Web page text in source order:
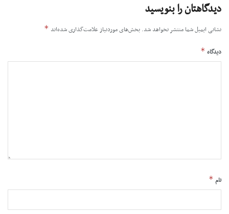
دیدگاهتان را بنویسید
نشانی ایمیل شما منتشر نخواهد شد. بخش‌های موردنیاز علامت‌گذاری شده‌اند *
دیدگاه *
نام *